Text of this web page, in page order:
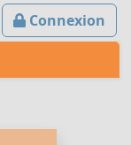
Connexion